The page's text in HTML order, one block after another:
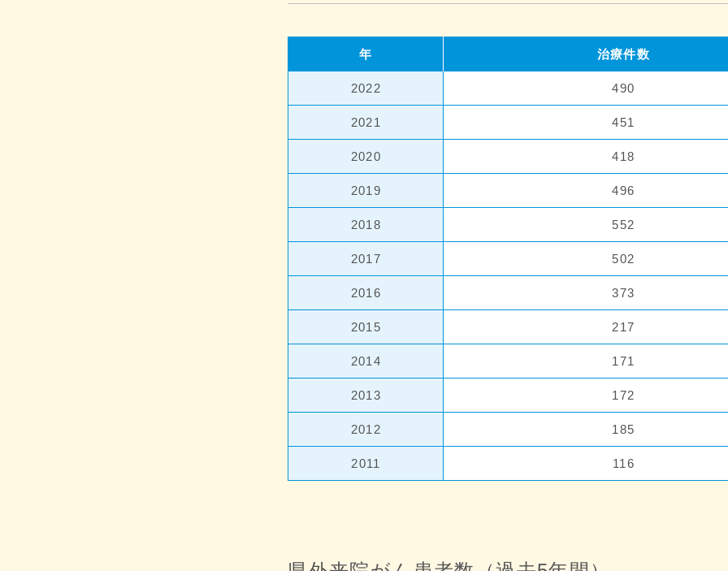
年 治療件数
2022 490
2021 451
2020 418
2019 496
2018 552
2017 502
2016 373
2015 217
2014 171
2013 172
2012 185
2011 116